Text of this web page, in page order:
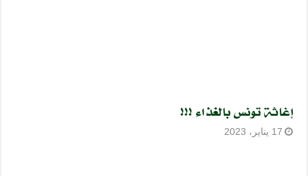
إغاثة تونس بالغذاء !!!
17 يناير، 2023